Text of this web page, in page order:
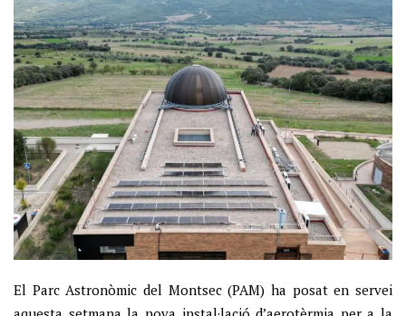
El Parc Astronòmic del Montsec (PAM) ha posat en servei